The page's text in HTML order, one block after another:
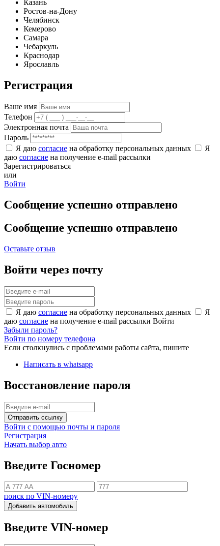
Казань
Ростов-на-Дону
Челябинск
Кемерово
Самара
Чебаркуль
Краснодар
Ярославль
Регистрация
Ваше имя
Телефон
Электронная почта
Пароль
Я даю согласие на обработку персональных данных
Я
даю согласие на получение e-mail рассылки
Зарегистрироваться
или
Войти
Сообщение успешно отправлено
Сообщение успешно отправлено
Оставьте отзыв
Войти через почту
Я даю согласие на обработку персональных данных
Я
даю согласие на получение e-mail рассылки Войти
Забыли пароль?
Войти по номеру телефона
Если столкнулись с проблемами работы сайта, пишите
Написать в whatsapp
Восстановление пароля
Отправить ссылку
Войти с помощью почты и пароля
Регистрация
Начать выбор авто
Введите Госномер
поиск по VIN-номеру
Добавить автомобиль
Введите VIN-номер